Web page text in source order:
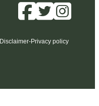
Disclaimer-Privacy policy